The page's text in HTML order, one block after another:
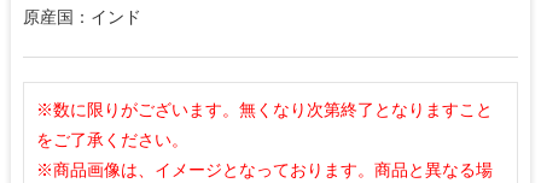
原産国：インド
※数に限りがございます。無くなり次第終了となりますこと
をご了承ください。
※商品画像は、イメージとなっております。商品と異なる場